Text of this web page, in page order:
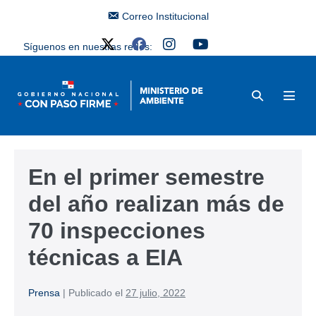
Correo Institucional
Síguenos en nuestras redes:
En el primer semestre
del año realizan más de
70 inspecciones
técnicas a EIA
Prensa | Publicado el 27 julio, 2022